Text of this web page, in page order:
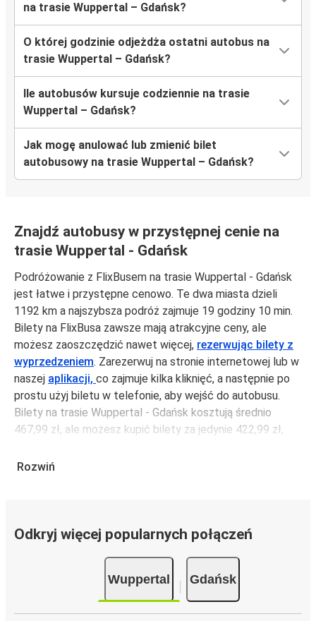
na trasie Wuppertal – Gdańsk?
O której godzinie odjeżdża ostatni autobus na
trasie Wuppertal – Gdańsk?
Ile autobusów kursuje codziennie na trasie
Wuppertal – Gdańsk?
Jak mogę anulować lub zmienić bilet
autobusowy na trasie Wuppertal – Gdańsk?
Znajdź autobusy w przystępnej cenie na
trasie Wuppertal - Gdańsk
Podróżowanie z FlixBusem na trasie Wuppertal - Gdańsk
jest łatwe i przystępne cenowo. Te dwa miasta dzieli
1192 km a najszybsza podróż zajmuje 19 godziny 10 min.
Bilety na FlixBusa zawsze mają atrakcyjne ceny, ale
możesz zaoszczędzić nawet więcej, rezerwując bilety z
wyprzedzeniem. Zarezerwuj na stronie internetowej lub w
naszej aplikacji, co zajmuje kilka kliknięć, a następnie po
prostu użyj biletu w telefonie, aby wejść do autobusu.
Bilety na trasie Wuppertal - Gdańsk kosztują średnio
467,99 zł, ale możesz kupić bilety za jedynie 422,99 zł,
unikając weekendów i świąt. Aby podróżować szybko,
jedynie 19 godziny 10 min.
Podróż autobusemma mniejszy wpływ na środowisko
niż podróż samochodem czy samolotem. Stale pracujemy
Rozwiń
Odkryj więcej popularnych połączeń
Wuppertal Gdańsk